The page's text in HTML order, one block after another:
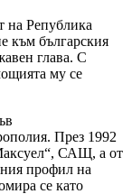
на Република
към българския
глава. С
му се
През 1992
САЩ, а от
профил на
се като